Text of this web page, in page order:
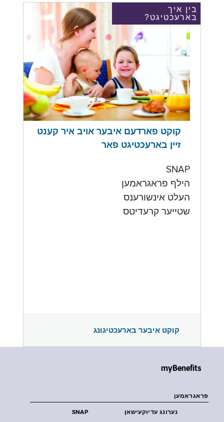
בין איך
בארעכטיגט?
קוקט פארדעם איבער אויב איר קענט
זיין בארעכטיגט פאר
SNAP
הילף פראגראמען
העלט אינשורענס
שטייער קרעדיטס
קוקט איבער בארעכטיגונג
myBenefits
פראגראמען
SNAP נערונג עדיוקעישאן